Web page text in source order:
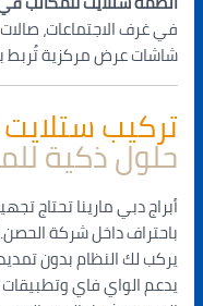
في غرف الاجتماعات، صالات
شاشات عرض مركزية تُربط
تركيب
حلول ذكية
أبراج دبي مارينا تحتاج
باحتراف داخل شركة
يدعم الواي فاي